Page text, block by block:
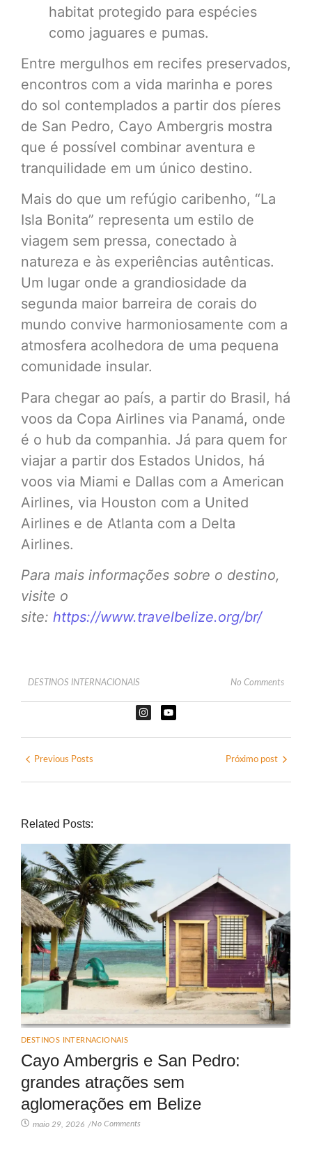
habitat protegido para espécies
como jaguares e pumas.
Entre mergulhos em recifes preservados,
encontros com a vida marinha e pores
do sol contemplados a partir dos píeres
de San Pedro, Cayo Ambergris mostra
que é possível combinar aventura e
tranquilidade em um único destino.
Mais do que um refúgio caribenho, “La
Isla Bonita” representa um estilo de
viagem sem pressa, conectado à
natureza e às experiências autênticas.
Um lugar onde a grandiosidade da
segunda maior barreira de corais do
mundo convive harmoniosamente com a
atmosfera acolhedora de uma pequena
comunidade insular.
Para chegar ao país, a partir do Brasil, há
voos da Copa Airlines via Panamá, onde
é o hub da companhia. Já para quem for
viajar a partir dos Estados Unidos, há
voos via Miami e Dallas com a American
Airlines, via Houston com a United
Airlines e de Atlanta com a Delta
Airlines.
Para mais informações sobre o destino,
visite o
site: https://www.travelbelize.org/br/
DESTINOS INTERNACIONAIS No Comments
Previous Posts Próximo post
Related Posts:
DESTINOS INTERNACIONAIS
Cayo Ambergris e San Pedro:
grandes atrações sem
aglomerações em Belize
maio 29, 2026 /No Comments